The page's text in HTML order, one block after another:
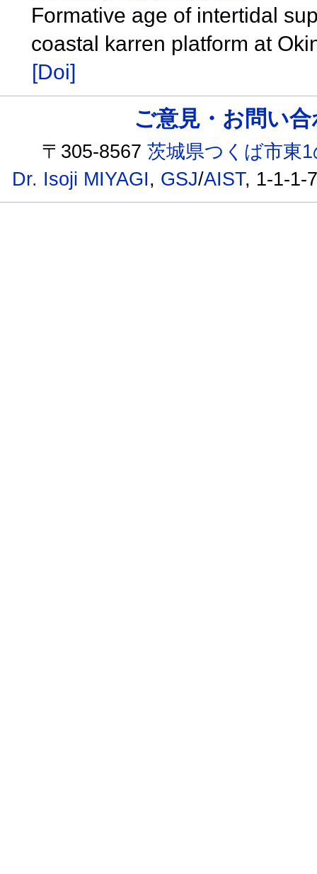
Formative age of intertidal
coastal karren platform at
[Doi]
ご意見・お問い
〒305-8567茨城県つくば市東
Dr. Isoji MIYAGI, GSJ/AIST, 1-1-1-